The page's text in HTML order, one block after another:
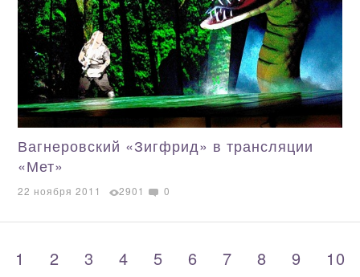
Вагнеровский «Зигфрид» в трансляции
«Мет»
22 ноября 2011 2901 0
1 2 3 4 5 6 7 8 9 10